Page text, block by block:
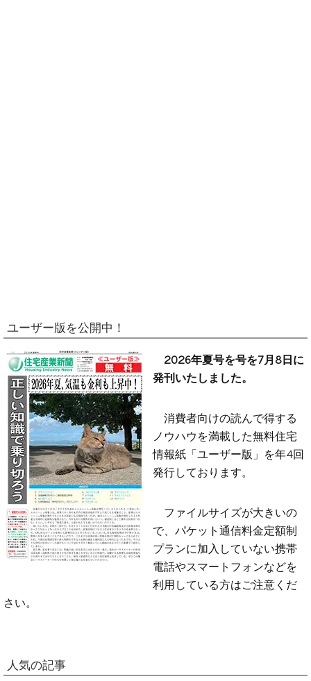
ユーザー版を公開中！
2026年夏号を号を7月8日に
発刊いたしました。
消費者向けの読んで得する
ノウハウを満載した無料住宅
情報紙「ユーザー版」を年4回
発行しております。
ファイルサイズが大きいの
で、パケット通信料金定額制
プランに加入していない携帯
電話やスマートフォンなどを
利用している方はご注意くだ
さい。
人気の記事